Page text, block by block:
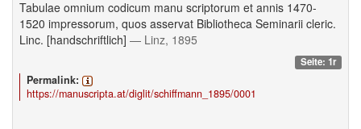
Tabulae omnium codicum manu scriptorum et annis 1470-
1520 impressorum, quos asservat Bibliotheca Seminarii cleric.
Linc. [handschriftlich] — Linz, 1895
Seite: 1r
Permalink:
https://manuscripta.at/diglit/schiffmann_1895/0001